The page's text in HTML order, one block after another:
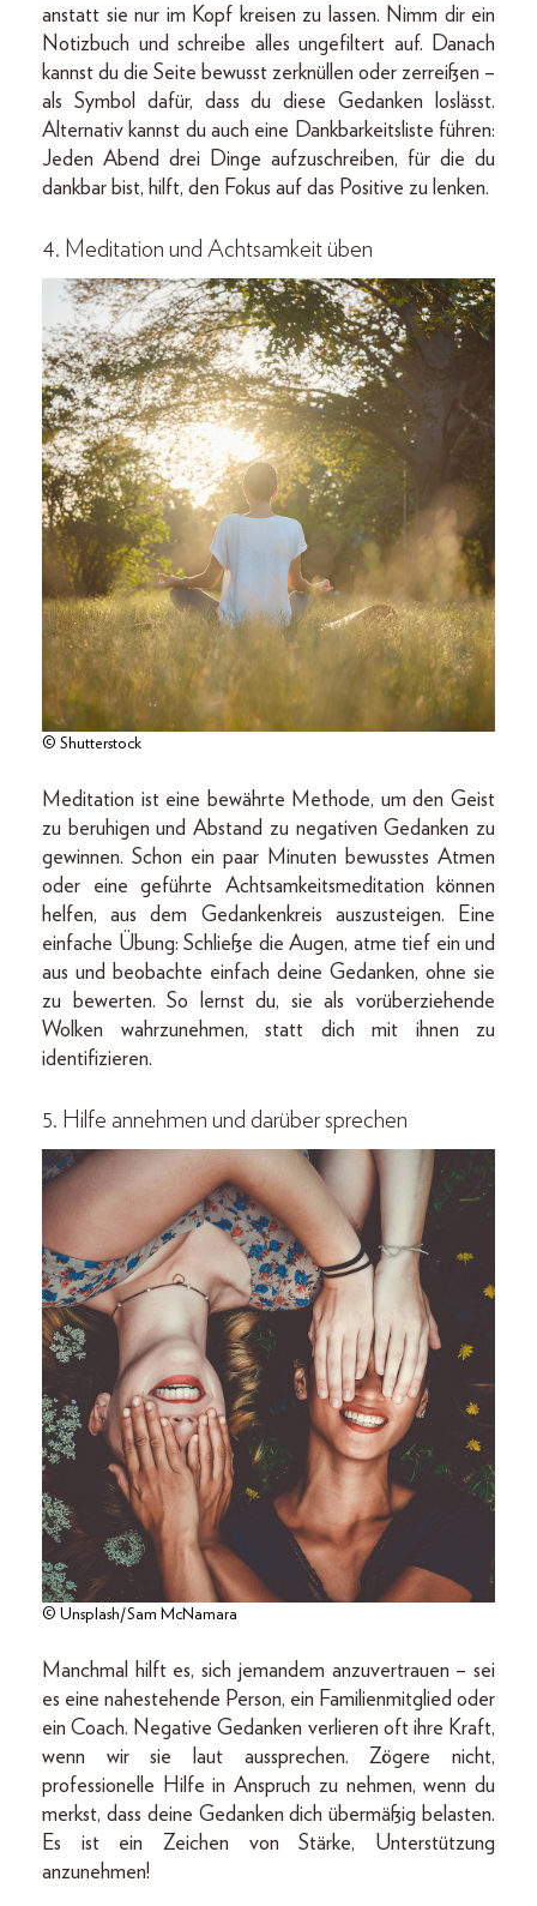
anstatt sie nur im Kopf kreisen zu lassen. Nimm dir ein
Notizbuch und schreibe alles ungefiltert auf. Danach
kannst du die Seite bewusst zerknüllen oder zerreißen –
als Symbol dafür, dass du diese Gedanken loslässt.
Alternativ kannst du auch eine Dankbarkeitsliste führen:
Jeden Abend drei Dinge aufzuschreiben, für die du
dankbar bist, hilft, den Fokus auf das Positive zu lenken.
4. Meditation und Achtsamkeit üben
© Shutterstock
Meditation ist eine bewährte Methode, um den Geist
zu beruhigen und Abstand zu negativen Gedanken zu
gewinnen. Schon ein paar Minuten bewusstes Atmen
oder eine geführte Achtsamkeitsmeditation können
helfen, aus dem Gedankenkreis auszusteigen. Eine
einfache Übung: Schließe die Augen, atme tief ein und
aus und beobachte einfach deine Gedanken, ohne sie
zu bewerten. So lernst du, sie als vorüberziehende
Wolken wahrzunehmen, statt dich mit ihnen zu
identifizieren.
5. Hilfe annehmen und darüber sprechen
© Unsplash/Sam McNamara
Manchmal hilft es, sich jemandem anzuvertrauen – sei
es eine nahestehende Person, ein Familienmitglied oder
ein Coach. Negative Gedanken verlieren oft ihre Kraft,
wenn wir sie laut aussprechen. Zögere nicht,
professionelle Hilfe in Anspruch zu nehmen, wenn du
merkst, dass deine Gedanken dich übermäßig belasten.
Es ist ein Zeichen von Stärke, Unterstützung
anzunehmen!